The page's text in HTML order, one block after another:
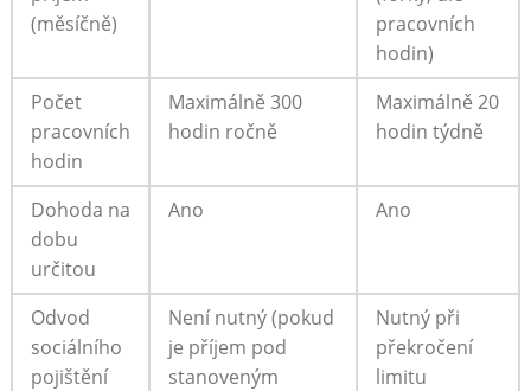
(měsíčně)
pracovních
hodin)
Počet
pracovních
hodin
Maximálně 300
hodin ročně
Maximálně 20
hodin týdně
Dohoda na
dobu
určitou
Ano Ano
Odvod
sociálního
pojištění
Není nutný (pokud
je příjem pod
stanoveným
Nutný při
překročení
limitu